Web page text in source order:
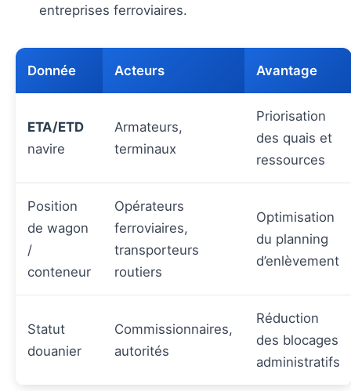
entreprises ferroviaires.
Donnée Acteurs Avantage
ETA/ETD
navire
Armateurs,
terminaux
Priorisation
des quais et
ressources
Position
de wagon
/
conteneur
Opérateurs
ferroviaires,
transporteurs
routiers
Optimisation
du planning
d’enlèvement
Statut
douanier
Commissionnaires,
autorités
Réduction
des blocages
administratifs